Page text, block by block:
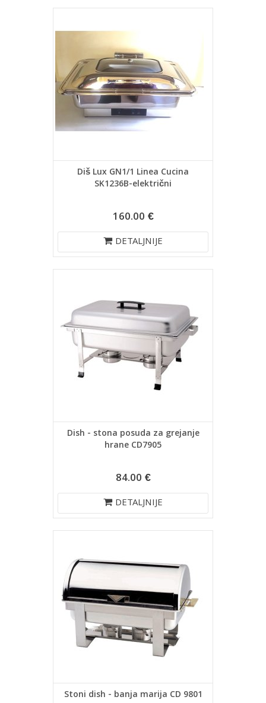
Diš Lux GN1/1 Linea Cucina
SK1236B-električni
160.00 €
DETALJNIJE
Dish - stona posuda za grejanje
hrane CD7905
84.00 €
DETALJNIJE
Stoni dish - banja marija CD 9801